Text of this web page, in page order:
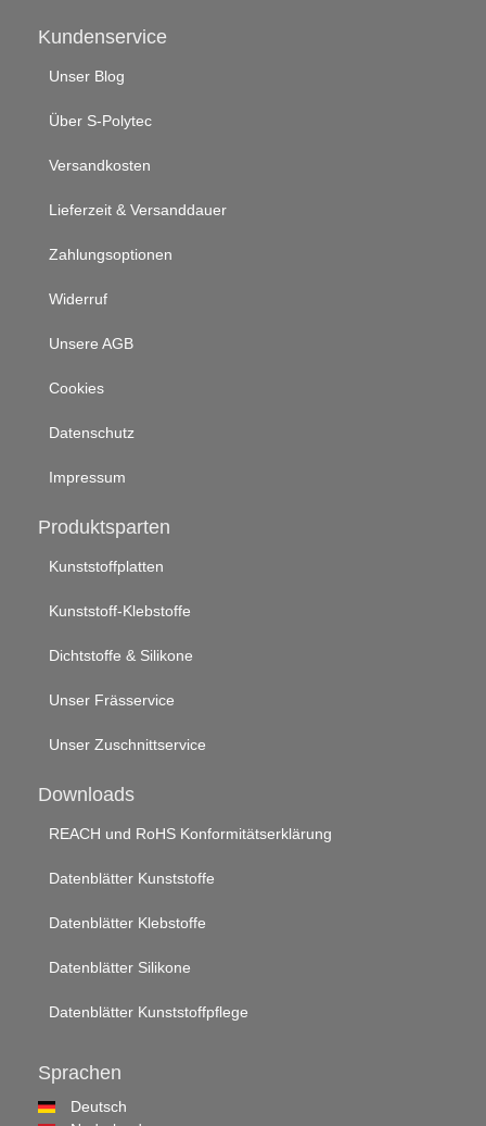
Kundenservice
Unser Blog
Über S-Polytec
Versandkosten
Lieferzeit & Versanddauer
Zahlungsoptionen
Widerruf
Unsere AGB
Cookies
Datenschutz
Impressum
Produktsparten
Kunststoffplatten
Kunststoff-Klebstoffe
Dichtstoffe & Silikone
Unser Frässervice
Unser Zuschnittservice
Downloads
REACH und RoHS Konformitätserklärung
Datenblätter Kunststoffe
Datenblätter Klebstoffe
Datenblätter Silikone
Datenblätter Kunststoffpflege
Sprachen
Deutsch